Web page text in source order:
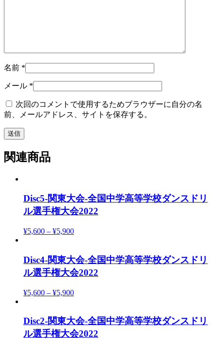
名前 *
メール *
次回のコメントで使用するためブラウザーに自分の名
前、メールアドレス、サイトを保存する。
関連商品
Disc5-関東大会-全国中学高等学校ダンスドリ
ル選手権大会2022
¥5,600 – ¥5,900
Disc4-関東大会-全国中学高等学校ダンスドリ
ル選手権大会2022
¥5,600 – ¥5,900
Disc2-関東大会-全国中学高等学校ダンスドリ
ル選手権大会2022